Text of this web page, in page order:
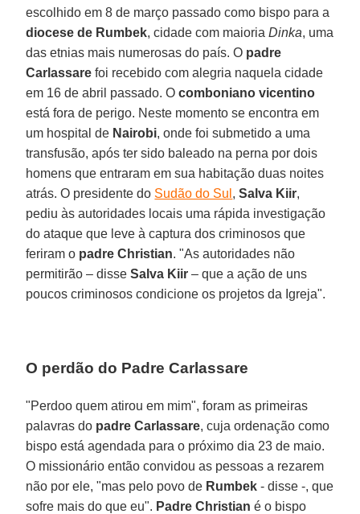
escolhido em 8 de março passado como bispo para a
diocese de Rumbek, cidade com maioriaDinka, uma
das etnias mais numerosas do país. O padre
Carlassare foi recebido com alegria naquela cidade
em 16 de abril passado. Ocomboniano vicentino
está fora de perigo. Neste momento se encontra em
um hospital de Nairobi, onde foi submetido a uma
transfusão, após ter sido baleado na perna por dois
homens que entraram em sua habitação duas noites
atrás. O presidente do Sudão do Sul ,Salva Kiir,
pediu às autoridades locais uma rápida investigação
do ataque que leve à captura dos criminosos que
feriram o padre Christian. "As autoridades não
permitirão – disseSalva Kiir – que a ação de uns
poucos criminosos condicione os projetos da Igreja".
O perdão do Padre Carlassare
"Perdoo quem atirou em mim", foram as primeiras
palavras do padre Carlassare, cuja ordenação como
bispo está agendada para o próximo dia 23 de maio.
O missionário então convidou as pessoas a rezarem
não por ele, "mas pelo povo de Rumbek - disse -, que
sofre mais do que eu". Padre Christian é o bispo